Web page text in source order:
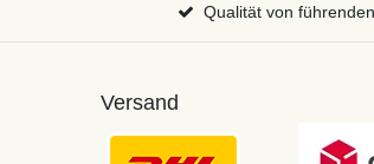
Qualität von
Versand